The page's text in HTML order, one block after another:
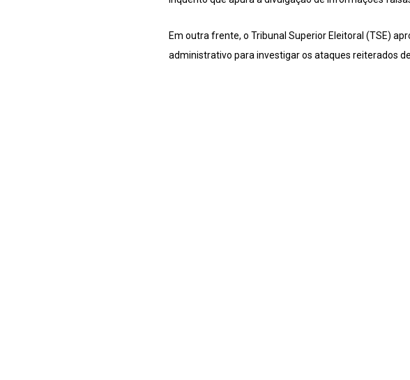
Em outra frente, o Tribunal Superior Eleitoral (TSE)
administrativo para investigar os ataques reiterados